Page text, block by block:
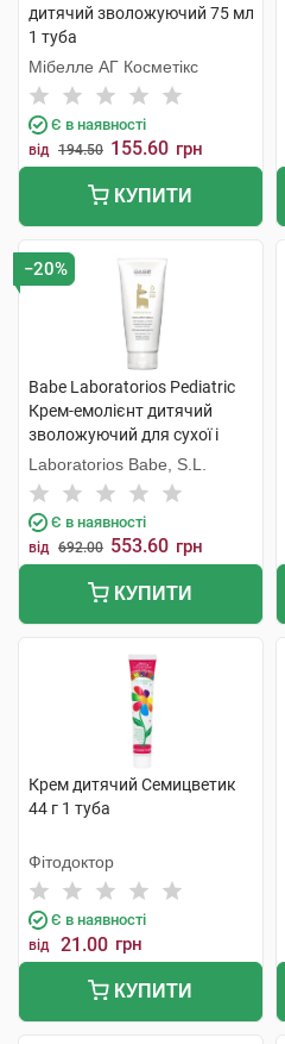
дитячий зволожуючий 75 мл
1 туба
Мібелле АГ Косметікс
Є в наявності
від 194.50 155.60 грн
КУПИТИ
−20%
Babe Laboratorios Pediatric
Крем-емолієнт дитячий
зволожуючий для сухої і
атопічної шкіри 200 мл 1
туба
Laboratorios Babe, S.L.
Є в наявності
від 692.00 553.60 грн
КУПИТИ
Крем дитячий Семицветик
44 г 1 туба
Фітодоктор
Є в наявності
від 21.00 грн
КУПИТИ